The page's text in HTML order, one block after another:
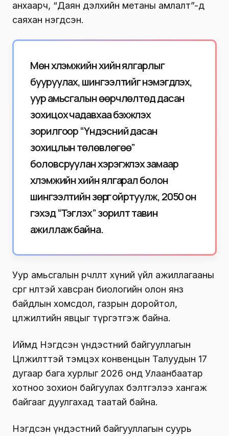
анхаарч, “Даян дэлхийн метаны амлалт”-д
саяхан нэгдсэн.
Мөн хүлэмжийн хийн ялгарлыг
бууруулах, шингээлтийг нэмэгдүүлэх,
уур амьсгалын өөрчлөлтөд дасан
зохицох чадавхаа бэхжүүлэх
зорилгоор “Үндэсний дасан
зохицлын төлөвлөгөө”
боловсруулан хэрэгжүүлэх замаар
хүлэмжийн хийн ялгарал болон
шингээлтийн зөрүүг ойртуулж, 2050 он
гэхэд “Тэглэх” зорилт тавин
ажиллаж байна.
Уур амьсгалын өөрчлөлт хүний үйл ажиллагааны
сөрөг нөлөөтэй хавсран биологийн олон янз
байдлын хомсдол, газрын доройтол,
цөлжилтийн явцыг түргэтгэж байна.
Иймд Нэгдсэн үндэстний байгууллагын
Цөлжилттэй тэмцэх конвенцын Талуудын 17
дугаар бага хурлыг 2026 онд Улаанбаатар
хотноо зохион байгуулах бэлтгэлээ хангаж
байгааг дуулгахад таатай байна.
Нэгдсэн үндэстний байгууллагын суурь